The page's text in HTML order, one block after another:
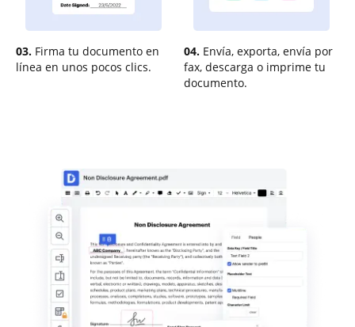
03. Firma tu documento en
línea en unos pocos clics.
04. Envía, exporta, envía por
fax, descarga o imprime tu
documento.